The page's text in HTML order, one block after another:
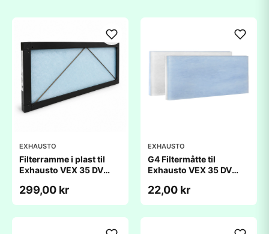
EXHAUSTO
Filterramme i plast til
Exhausto VEX 35 DV
299,00 kr
EXHAUSTO
G4 Filtermåtte til
Exhausto VEX 35 DV
22,00 kr